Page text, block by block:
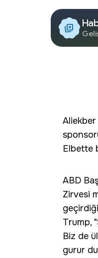
Elbette
ABD
Zirvesi
Trump,
Biz de
gurur